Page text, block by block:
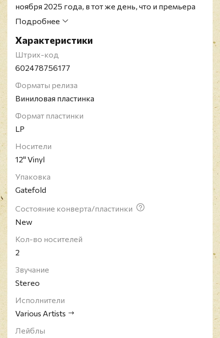
ноября 2025 года, в тот же день, что и премьера
фильма в США. В записи саундтрека приняли
главные звезды фильма; Эриво представлена ​​на
семи треках из одиннадцати, а Гранде - на шести.
Фильм основан на втором акте сценического
Хольцман.
Издание представлено на двойном виниле
черного цвета.
"Злая. Часть 2" - американский музыкальный
адаптированный Стивеном Шварцем и Уинни
Холцман из их мюзикла "Злая". В фильме снялись
повествует о двух ведьмах страны Оз.
Подробнее
Характеристики
Штрих-код
602478756177
Форматы релиза
Виниловая пластинка
Формат пластинки
LP
Носители
12" Vinyl
Упаковка
Gatefold
Состояние конверта/пластинки
New
Кол-во носителей
2
Звучание
Stereo
Исполнители
Various Artists
Лейблы